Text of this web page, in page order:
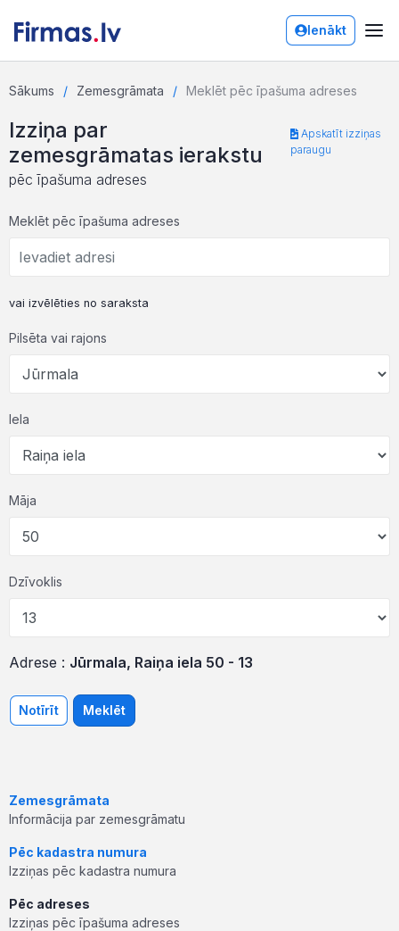
Ienākt
Sākums Zemesgrāmata Meklēt pēc īpašuma adreses
Izziņa par
zemesgrāmatas ierakstu
pēc īpašuma adreses
Apskatīt izziņas
paraugu
Meklēt pēc īpašuma adreses
vai izvēlēties no saraksta
Pilsēta vai rajons
Iela
Māja
Dzīvoklis
Adrese : Jūrmala, Raiņa iela 50 - 13
Notīrīt Meklēt
Zemesgrāmata
Informācija par zemesgrāmatu
Pēc kadastra numura
Izziņas pēc kadastra numura
Pēc adreses
Izziņas pēc īpašuma adreses